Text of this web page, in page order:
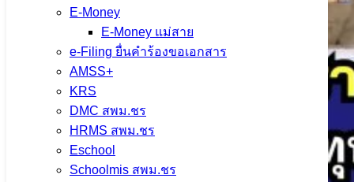
E-Money
E-Money แม่สาย
e-Filing ยื่นคำร้องขอเอกสาร
AMSS+
KRS
DMC สพม.ชร
HRMS สพม.ชร
Eschool
Schoolmis สพม.ชร